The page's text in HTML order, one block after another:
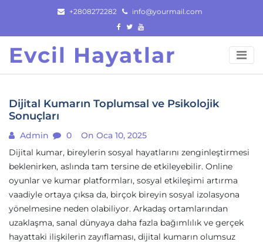
content
+2808272282 info@yourmail.com
Evcil Hayatlar
Dijital Kumarın Toplumsal ve Psikolojik
Sonuçları
Admin 0
On Oca 10, 2025
Dijital kumar, bireylerin sosyal hayatlarını zenginleştirmesi
beklenirken, aslında tam tersine de etkileyebilir. Online
oyunlar ve kumar platformları, sosyal etkileşimi artırma
vaadiyle ortaya çıksa da, birçok bireyin sosyal izolasyona
yönelmesine neden olabiliyor. Arkadaş ortamlarından
uzaklaşma, sanal dünyaya daha fazla bağımlılık ve gerçek
hayattaki ilişkilerin zayıflaması, dijital kumarın olumsuz